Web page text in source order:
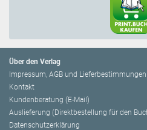
Über den Verlag
Impressum, AGB und Lieferbestimmungen
Kontakt
Kundenberatung (E-Mail)
Auslieferung (Direktbestellung für den
Datenschutzerklärung